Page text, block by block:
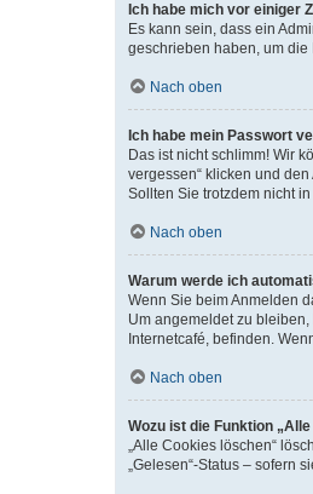
Ich habe mich vor einiger
Es kann sein, dass ein
geschrieben haben, um
Nach oben
Ich habe mein Passwort
Das ist nicht schlimm! Wir
vergessen“ klicken und
Sollten Sie trotzdem nicht
Nach oben
Warum werde ich
Wenn Sie beim Anmelden
Um angemeldet zu
Internetcafé, befinden.
Nach oben
Wozu ist die Funktion
„Alle Cookies löschen“
„Gelesen“-Status – sofern